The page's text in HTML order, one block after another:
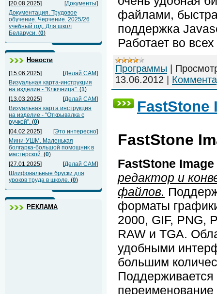
[20.08.2025] [Документы]
Документация. Трудовое
обучение. Черчение. 2025/26
учебный год. Для школ
Беларуси. (0)
Новости
[15.06.2025] [Делай САМ]
Визуальная карта-инструкция
на изделие - "Ключница". (1)
[13.03.2025]
[Делай САМ]
Визуальная карта инструкция
на изделие - "Открывалка с
ручкой". (0)
[04.02.2025]
[Это интересно]
Мини-УШМ. Маленькая
болгарка-большой помощник в
мастерской. (0)
[27.01.2025]
[Делай САМ]
Шлифовальные бруски для
уроков труда в школе. (0)
РЕКЛАМА
файлами,
поддержка
Работает во
Программы
13.06.2012
FastStone
FastStone
FastStone
редактор и
файлов.
форматы
2000, GIF, PNG,
RAW и TGA.
удобными
большим
Поддерживается